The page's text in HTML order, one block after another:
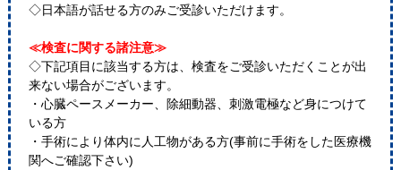
◇日本語が話せる方のみご受診いただけます。
≪検査に関する諸注意≫
◇下記項目に該当する方は、検査をご受診いただくことが出
来ない場合がございます。
・心臓ペースメーカー、除細動器、刺激電極など身につけて
いる方
・手術により体内に人工物がある方(事前に手術をした医療機
関へご確認下さい)